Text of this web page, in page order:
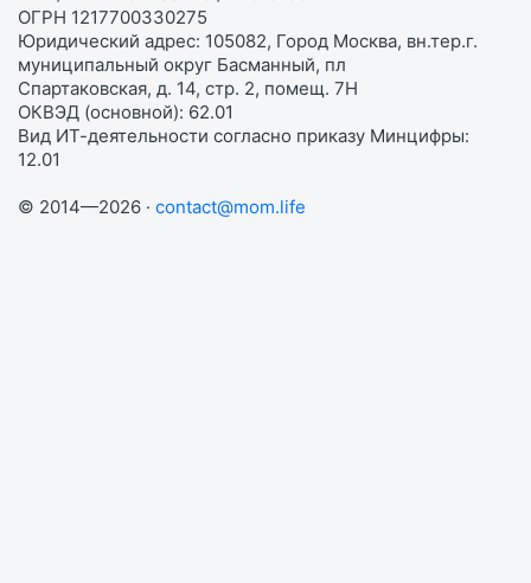
ОГРН 1217700330275
Юридический адрес: 105082, Город Москва, вн.тер.г.
муниципальный округ Басманный, пл
Спартаковская, д. 14, стр. 2, помещ. 7Н
ОКВЭД (основной): 62.01
Вид ИТ-деятельности согласно приказу Минцифры:
12.01
© 2014—2026 · contact@mom.life